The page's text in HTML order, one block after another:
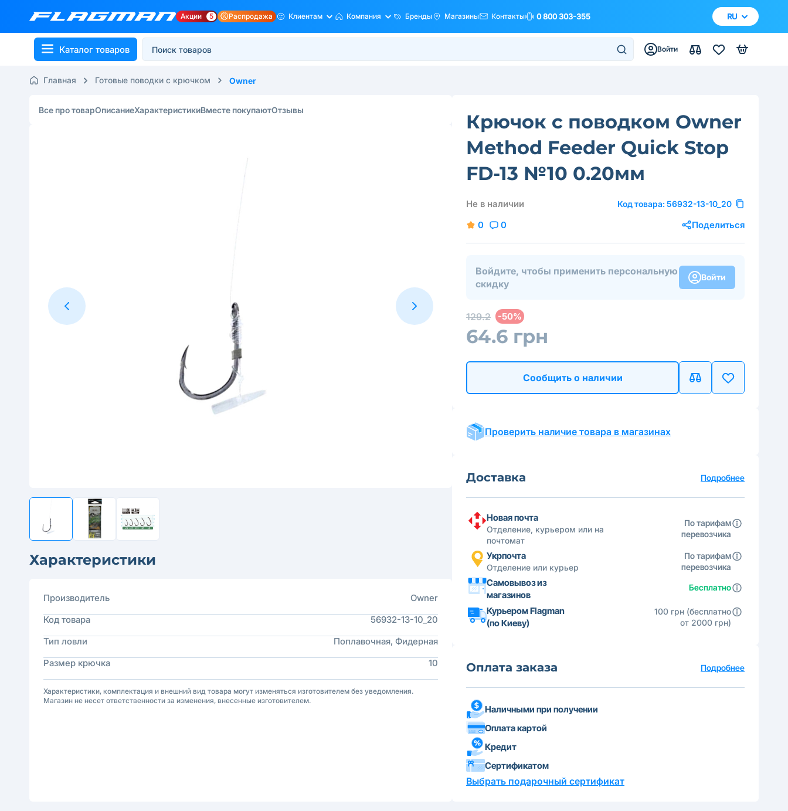
Акции 5 Распродажа Клиентам Компания Бренды Магазины Контакты 0 800 303-355 RU
Каталог товаров Войти
Главная Готовые поводки с крючком Owner
Все про товарОписаниеХарактеристикиВместе покупаютОтзывы
Характеристики
Производитель
Owner
Код товара
56932-13-10_20
Тип ловли
Поплавочная, Фидерная
Размер крючка
10
Характеристики, комплектация и внешний вид товара могут изменяться изготовителем без уведомления.
Магазин не несет ответственности за изменения, внесенные изготовителем.
Крючок с поводком Owner
Method Feeder Quick Stop
FD-13 №10 0.20мм
Не в наличии Код товара: 56932-13-10_20
0 0 Поделиться
Войдите, чтобы применить персональную
скидку
Войти
129.2 -50%
64.6 грн
Сообщить о наличии
Проверить наличие товара в магазинах
Доставка Подробнее
Новая почта
Отделение, курьером или на
почтомат
По тарифам
перевозчика
Укрпочта
Отделение или курьер
По тарифам
перевозчика
Самовывоз из
магазинов
Бесплатно
Курьером Flagman
(по Киеву)
100 грн (бесплатно
от 2000 грн)
Оплата заказа Подробнее
Наличными при получении
Оплата картой
Кредит
Сертификатом
Выбрать подарочный сертификат